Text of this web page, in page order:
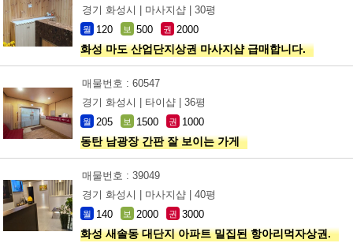
경기 화성시 | 마사지샵 | 30평
월 120 보 500 권 2000
화성 마도 산업단지상권 마사지샵 급매합니다.
매물번호 : 60547
경기 화성시 |
타이샵 | 36평
월 205 보 1500 권 1000
동탄 남광장 간판 잘 보이는 가게
매물번호 : 39049
경기 화성시 |
마사지샵 | 40평
월 140 보 2000 권 3000
화성 새솔동 대단지 아파트 밀집된 항아리먹자상권.